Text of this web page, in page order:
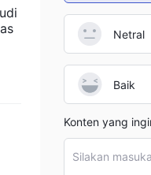
Netral
Baik
Konten yang
Silakan